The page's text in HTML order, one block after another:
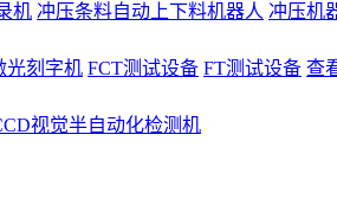
机 冲压条料自动上下料机器人 冲压机
光刻字机 FCT测试设备 FT测试设备 查
视觉半自动化检测机